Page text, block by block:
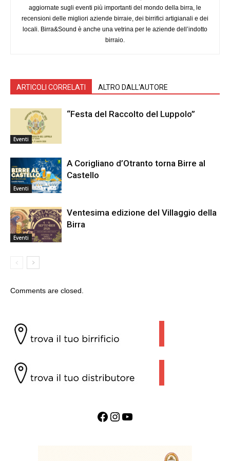
aggiornate sugli eventi più importanti del mondo della birra, le
recensioni delle migliori aziende birraie, dei birrifici artigianali e dei
locali. Birra&Sound è anche una vetrina per le aziende dell’indotto
birraio.
ARTICOLI CORRELATI ALTRO DALL'AUTORE
Eventi
“Festa del Raccolto del Luppolo”
Eventi
A Corigliano d’Otranto torna Birre al
Castello
Eventi
Ventesima edizione del Villaggio della
Birra
Comments are closed.
Facebook InstagramYouTube